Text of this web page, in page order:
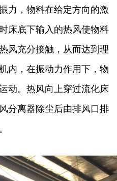
力，物料在给定方向的激
床底下输入的热风使物料
风充分接触，从而达到理
内，在振动力作用下，物
动。热风向上穿过流化床
分离器除尘后由排风口排